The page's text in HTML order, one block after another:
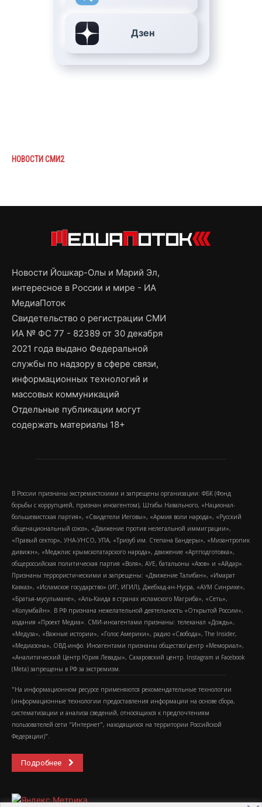
Дзен
НОВОСТИ СМИ2
Новости Йошкар-Олы и Марий Эл,
интересное в России и мире - ИА
МедиаПоток
Свидетельство о регистрации СМИ
ИА № ФС 77 - 82389 от 30 декабря
2021 года выдано Федеральной
службы по надзору в сфере связи,
информационных технологий и
массовых коммуникаций
Отдельные публикации могут
содержать материалы 18+
В России признаны экстремистскими и запрещены организации: ФБК (Фонд
борьбы с коррупцией, признан иноагентом), Штабы Навального, «Национал-
большевистская партия», «Свидетели Иеговы», «Армия воли народа», «Русский
общенациональный союз», «Движение против нелегальной иммиграции»,
«Правый сектор», УНА-УНСО, УПА, «Тризуб им. Степана Бандеры», «Мизантропик
дивижн», «Меджлис крымскотатарского народа», движение «Артподготовка»,
общероссийская политическая партия «Воля», АУЕ, батальоны «Азов» и «Айдар».
Признаны террористическими и запрещены: «Движение Талибан», «Имарат
Кавказ», «Исламское государство» (ИГ, ИГИЛ), Джебхад-ан-Нусра, «АУМ Синрике»,
«Братья-мусульмане», «Аль-Каида в странах исламского Магриба», «Сеть»,
«Колумбайн». В РФ признана нежелательной деятельность «Открытой России»,
издания «Проект Медиа». СМИ-иноагентами признаны: телеканал «Дождь»,
«Медуза», «Важные истории», «Голос Америки», радио «Свобода», The Insider,
«Медиазона», ОВД-инфо. Иноагентами признаны общество/центр «Мемориал»,
«Аналитический Центр Юрия Левады», Сахаровский центр. Instagram и Facebook
(Metа) запрещены в РФ за экстремизм.
"На информационном ресурсе применяются рекомендательные технологии
(информационные технологии предоставления информации на основе сбора,
систематизации и анализа сведений, относящихся к предпочтениям
пользователей сети "Интернет", находящихся на территории Российской
Федерации)".
Подробнее